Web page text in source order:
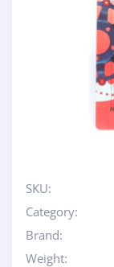
SKU:
Category:
Brand:
Weight: